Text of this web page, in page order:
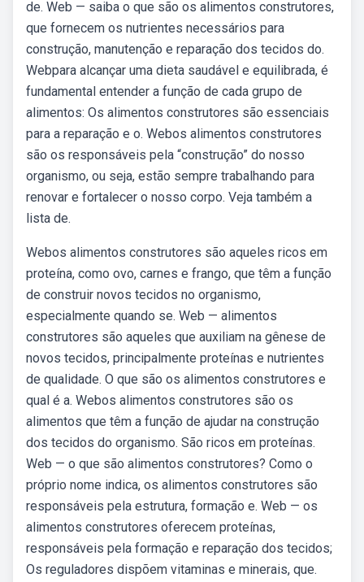
de. Web — saiba o que são os alimentos construtores,
que fornecem os nutrientes necessários para
construção, manutenção e reparação dos tecidos do.
Webpara alcançar uma dieta saudável e equilibrada, é
fundamental entender a função de cada grupo de
alimentos: Os alimentos construtores são essenciais
para a reparação e o. Webos alimentos construtores
são os responsáveis pela “construção” do nosso
organismo, ou seja, estão sempre trabalhando para
renovar e fortalecer o nosso corpo. Veja também a
lista de.
Webos alimentos construtores são aqueles ricos em
proteína, como ovo, carnes e frango, que têm a função
de construir novos tecidos no organismo,
especialmente quando se. Web — alimentos
construtores são aqueles que auxiliam na gênese de
novos tecidos, principalmente proteínas e nutrientes
de qualidade. O que são os alimentos construtores e
qual é a. Webos alimentos construtores são os
alimentos que têm a função de ajudar na construção
dos tecidos do organismo. São ricos em proteínas.
Web — o que são alimentos construtores? Como o
próprio nome indica, os alimentos construtores são
responsáveis pela estrutura, formação e. Web — os
alimentos construtores oferecem proteínas,
responsáveis pela formação e reparação dos tecidos;
Os reguladores dispõem vitaminas e minerais, que.